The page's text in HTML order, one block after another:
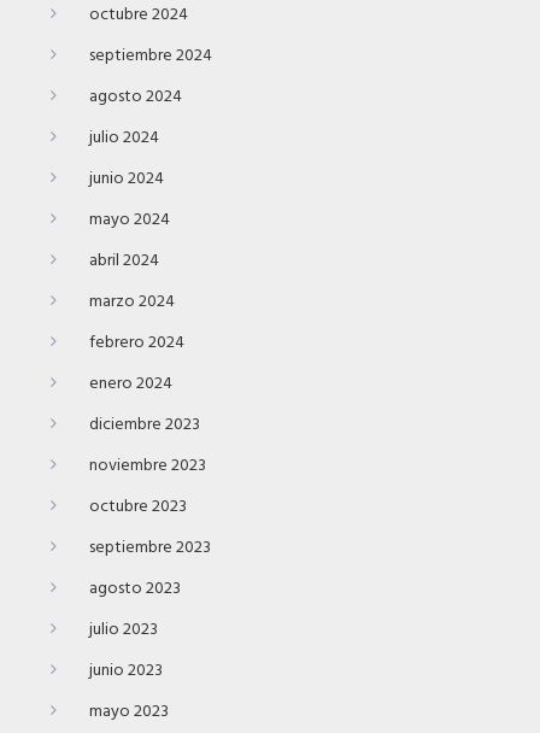
octubre 2024
septiembre 2024
agosto 2024
julio 2024
junio 2024
mayo 2024
abril 2024
marzo 2024
febrero 2024
enero 2024
diciembre 2023
noviembre 2023
octubre 2023
septiembre 2023
agosto 2023
julio 2023
junio 2023
mayo 2023